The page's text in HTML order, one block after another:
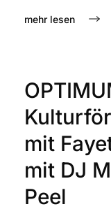
mehr lesen
mit
mit DJ
Peel